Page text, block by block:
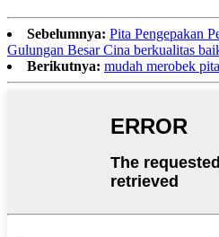
Sebelumnya: Pita Pengepakan
Gulungan Besar Cina berkualitas
Berikutnya: mudah merobek